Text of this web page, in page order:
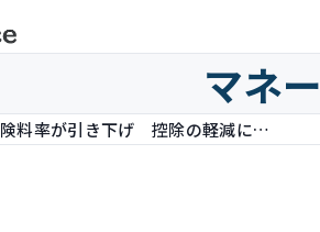
マネ
協会けんぽの保険料率が引き下げ 控除の軽減により手取り増が見込まれる